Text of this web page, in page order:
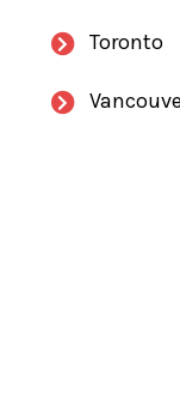
Toronto